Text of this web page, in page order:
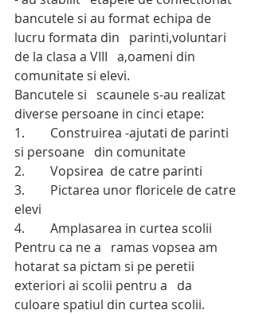
bancutele si au format echipa de
lucru formata din   parinti,voluntari
de la clasa a VIII   a,oameni din
comunitate si elevi.
Bancutele si   scaunele s-au realizat
diverse persoane in cinci etape:
1.        Construirea -ajutati de parinti
si persoane   din comunitate
2.        Vopsirea  de catre parinti
3.        Pictarea unor floricele de catre
elevi
4.        Amplasarea in curtea scolii
Pentru ca ne a   ramas vopsea am
hotarat sa pictam si pe peretii
exteriori ai scolii pentru a   da
culoare spatiul din curtea scolii.